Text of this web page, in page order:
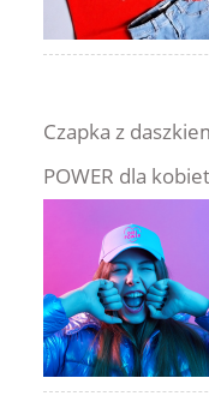
Czapka z
POWER dla